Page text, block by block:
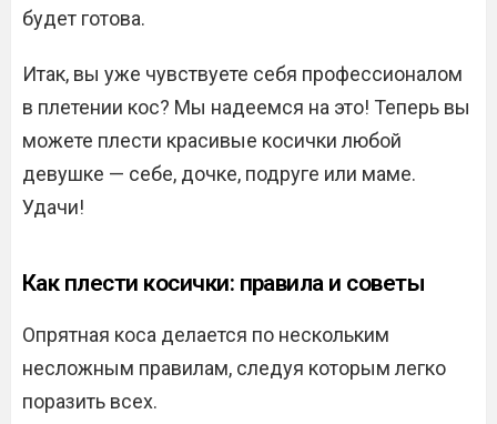
будет готова.
Итак, вы уже чувствуете себя профессионалом
в плетении кос? Мы надеемся на это! Теперь вы
можете плести красивые косички любой
девушке — себе, дочке, подруге или маме.
Удачи!
Как плести косички: правила и советы
Опрятная коса делается по нескольким
несложным правилам, следуя которым легко
поразить всех.